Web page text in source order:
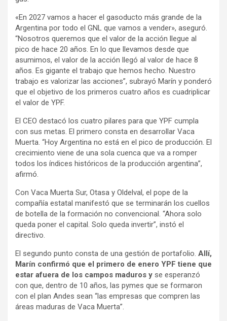
«En 2027 vamos a hacer el gasoducto más grande de la
Argentina por todo el GNL que vamos a vender», aseguró.
“Nosotros queremos que el valor de la acción llegue al
pico de hace 20 años. En lo que llevamos desde que
asumimos, el valor de la acción llegó al valor de hace 8
años. Es gigante el trabajo que hemos hecho. Nuestro
trabajo es valorizar las acciones”, subrayó Marín y ponderó
que el objetivo de los primeros cuatro años es cuadriplicar
el valor de YPF.
El CEO destacó los cuatro pilares para que YPF cumpla
con sus metas. El primero consta en desarrollar Vaca
Muerta. “Hoy Argentina no está en el pico de producción. El
crecimiento viene de una sola cuenca que va a romper
todos los índices históricos de la producción argentina”,
afirmó.
Con Vaca Muerta Sur, Otasa y Oldelval, el pope de la
compañía estatal manifestó que se terminarán los cuellos
de botella de la formación no convencional. “Ahora solo
queda poner el capital. Solo queda invertir”, instó el
directivo.
El segundo punto consta de una gestión de portafolio. Allí,
Marín confirmó que el primero de enero YPF tiene que
estar afuera de los campos maduros y se esperanzó
con que, dentro de 10 años, las pymes que se formaron
con el plan Andes sean “las empresas que compren las
áreas maduras de Vaca Muerta”.